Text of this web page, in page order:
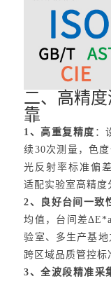
二、高精度
靠
1、高重复精度 ：
续30次测量，色
光反射率标准偏
适配实验室高精度
2、良好台间一致
均值，台间差
验室、多生产基
跨区域品质管控标
3、全波段精准采